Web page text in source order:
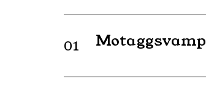
01 Motaggsvamp